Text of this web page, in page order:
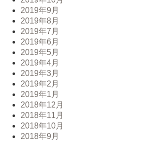
2019年9月
2019年8月
2019年7月
2019年6月
2019年5月
2019年4月
2019年3月
2019年2月
2019年1月
2018年12月
2018年11月
2018年10月
2018年9月